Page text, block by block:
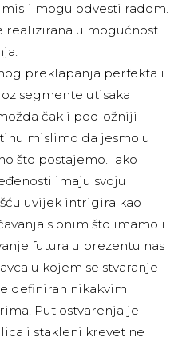
mogu odvesti radom.
realizirana u mogućnosti
preklapanja perfekta i
segmente utisaka
čak i podložniji
mislimo da jesmo u
što postajemo. Iako
imaju svoju
uvijek intrigira kao
s onim što imamo i
futura u prezentu nas
u kojem se stvaranje
definiran nikakvim
Put ostvarenja je
i stakleni krevet ne